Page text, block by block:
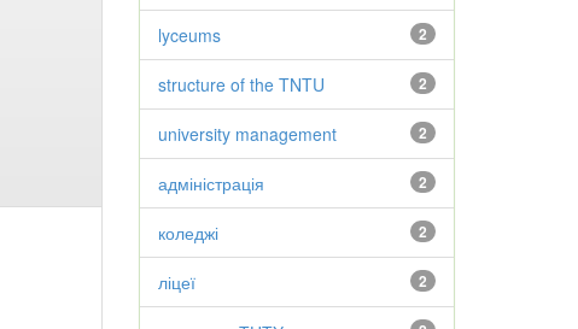
2
lyceums
2
structure of the TNTU
2
university management
2
адміністрація
2
коледжі
2
ліцеї